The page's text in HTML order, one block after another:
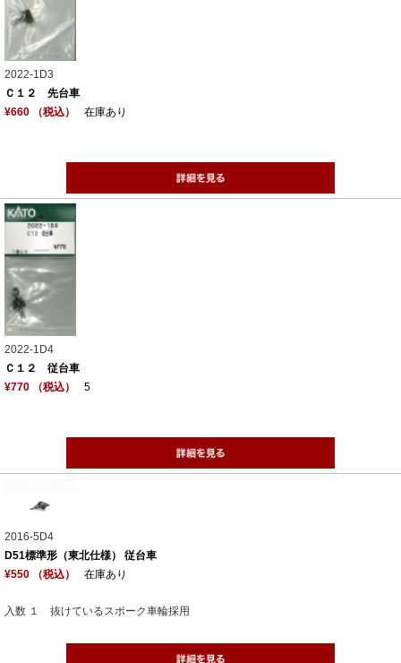
2022-1D3
Ｃ１２ 先台車
¥660 （税込）
在庫あり
2022-1D4
Ｃ１２ 従台車
¥770 （税込）
5
2016-5D4
D51標準形（東北仕様） 従台車
¥550 （税込）
在庫あり
入数 １ 抜けているスポーク車輪採用